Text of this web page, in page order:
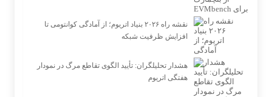
نقشه راه ۲۰۲۶ بنیاد اتریوم؛ از آمادگی کوانتومی تا
افزایش ظرفیت شبکه
هشدار تحلیلگران: تأیید الگوی تقاطع مرگ در نمودار
هفتگی اتریوم